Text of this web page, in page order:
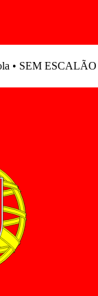
• SEM ESCALÃO